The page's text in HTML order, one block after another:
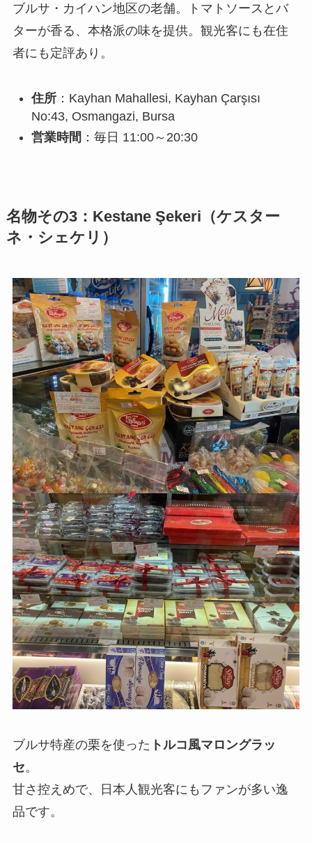
ブルサ・カイハン地区の老舗。トマトソースとバ
ターが香る、本格派の味を提供。観光客にも在住
者にも定評あり。
住所：Kayhan Mahallesi, Kayhan Çarşısı
No:43, Osmangazi, Bursa
営業時間 ：毎日 11:00～20:30
名物その3：Kestane Şekeri（ケスター
ネ・シェケリ）
ブルサ特産の栗を使った トルコ風マロングラッ
セ。
甘さ控えめで、日本人観光客にもファンが多い逸
品です。